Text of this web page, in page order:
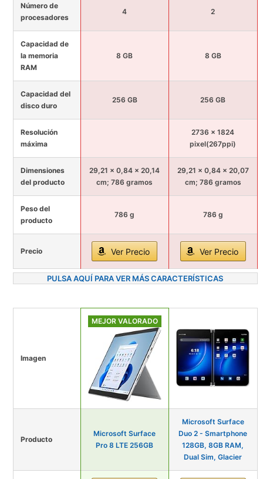
Número de
procesadores
4 2
Capacidad de
la memoria
RAM
8 GB 8 GB
Capacidad del
disco duro
256 GB 256 GB
Resolución
máxima
2736 x 1824
pixel(267ppi)
Dimensiones
del producto
29,21 x 0,84 x 20,14
cm; 786 gramos
29,21 x 0,84 x 20,07
cm; 786 gramos
Peso del
producto
786 g 786 g
Precio Ver Precio Ver Precio
PULSA AQUÍ PARA VER MÁS CARACTERÍSTICAS
Imagen
MEJOR VALORADO
Producto
Microsoft Surface
Pro 8 LTE 256GB
Microsoft Surface
Duo 2 - Smartphone
128GB, 8GB RAM,
Dual Sim, Glacier